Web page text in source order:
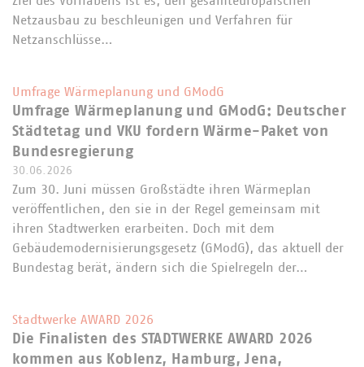
Netzausbau zu beschleunigen und Verfahren für
Netzanschlüsse…
Umfrage Wärmeplanung und GModG
Umfrage Wärmeplanung und GModG: Deutscher
Städtetag und VKU fordern Wärme-Paket von
Bundesregierung
30.06.2026
Zum 30. Juni müssen Großstädte ihren Wärmeplan
veröffentlichen, den sie in der Regel gemeinsam mit
ihren Stadtwerken erarbeiten. Doch mit dem
Gebäudemodernisierungsgesetz (GModG), das aktuell der
Bundestag berät, ändern sich die Spielregeln der…
Stadtwerke AWARD 2026
Die Finalisten des STADTWERKE AWARD 2026
kommen aus Koblenz, Hamburg, Jena,